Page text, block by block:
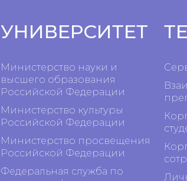
УНИВЕРСИТЕТ
Министерство науки и
высшего образования
Российской Федерации
Министерство культуры
Российской Федерации
Министерство просвещения
Российской Федерации
Федеральная служба по